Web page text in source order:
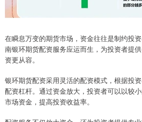
在瞬息万变的期货市场，资金往往是制约投
南银环期货配资服务应运而生，为投资者提
资更从容。
银环期货配资采用灵活的配资模式，根据投
配资杠杆。通过资金放大，投资者可以以较
市场资金，提高投资收益率。